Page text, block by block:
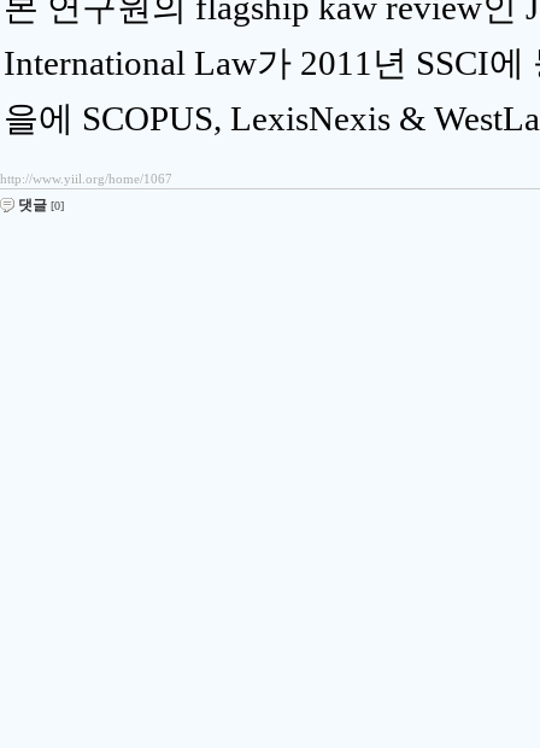
International Law가 2011년 SSCI
을에 SCOPUS, LexisNexis &
http://www.yiil.org/home/1067
댓글 [0]